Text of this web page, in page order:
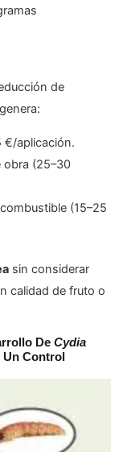
de
€/aplicación.
obra (25–30
(15–25
sin considerar
calidad de fruto o
De Cydia
Control